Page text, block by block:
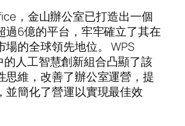
，金山辦公室已打造出一個
過6億的平台，牢牢確立了其在
場的全球領先地位。 WPS
的人工智慧創新組合凸顯了該
思維，改善了辦公室運營，提
並簡化了營運以實現最佳效